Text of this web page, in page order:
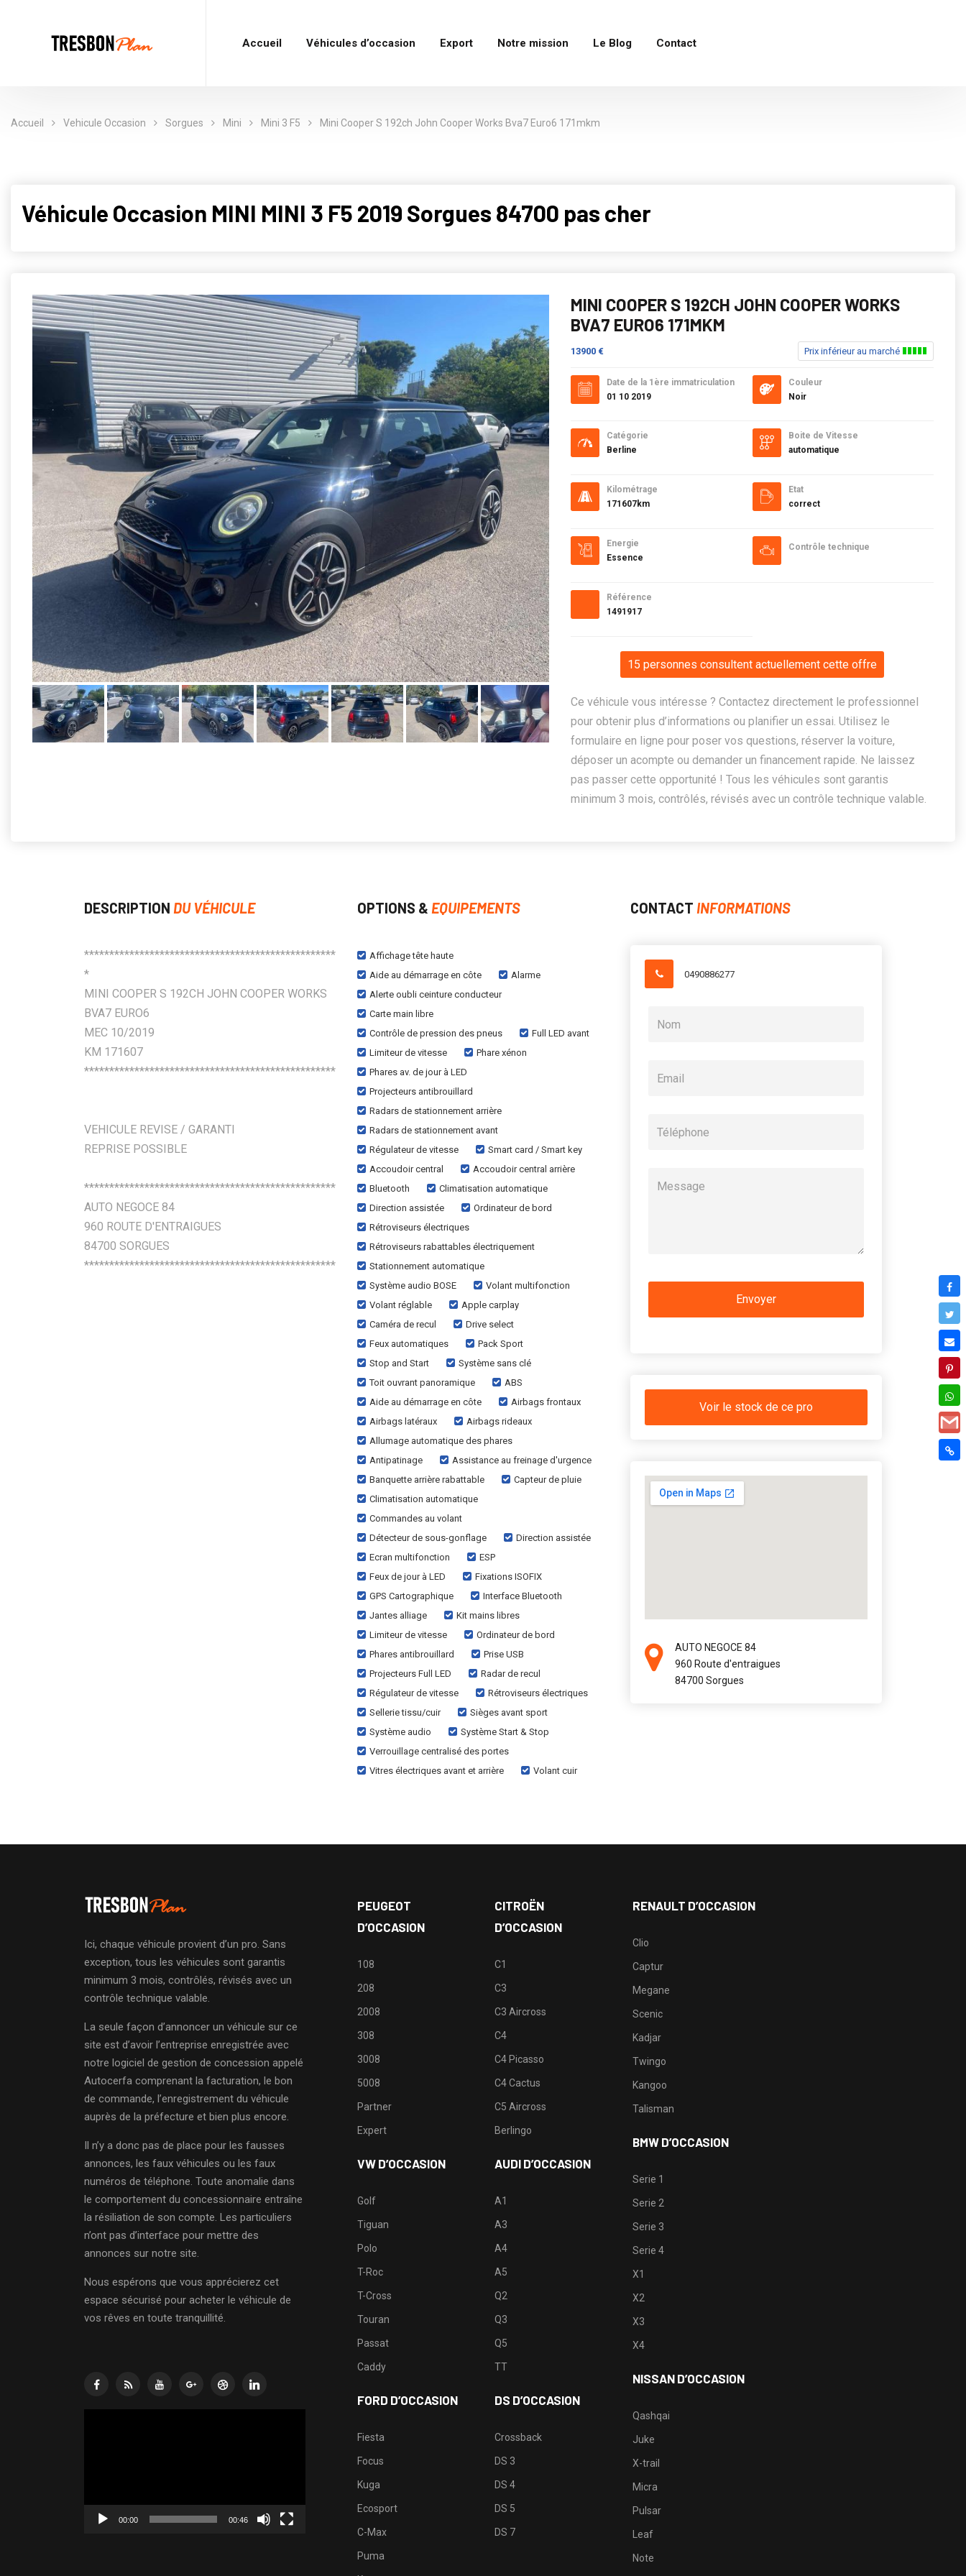
Accueil Véhicules d’occasion Export Notre mission Le Blog Contact
Accueil Vehicule Occasion Sorgues Mini Mini 3 F5 Mini Cooper S 192ch John Cooper Works Bva7 Euro6 171mkm
Véhicule Occasion MINI MINI 3 F5 2019 Sorgues 84700 pas cher
MINI COOPER S 192CH JOHN COOPER WORKS
BVA7 EURO6 171MKM
13900 € Prix inférieur au marché
Date de la 1ère immatriculation
01 10 2019
Catégorie
Berline
Kilométrage
171607km
Energie
Essence
Référence
1491917
Couleur
Noir
Boite de Vitesse
automatique
Etat
correct
Contrôle technique
15 personnes consultent actuellement cette offre
Ce véhicule vous intéresse ? Contactez directement le professionnel
pour obtenir plus d’informations ou planifier un essai. Utilisez le
formulaire en ligne pour poser vos questions, réserver la voiture,
déposer un acompte ou demander un financement rapide. Ne laissez
pas passer cette opportunité ! Tous les véhicules sont garantis
minimum 3 mois, contrôlés, révisés avec un contrôle technique valable.
DESCRIPTION DU VÉHICULE
**************************************************
*
MINI COOPER S 192CH JOHN COOPER WORKS
BVA7 EURO6
MEC 10/2019
KM 171607
**************************************************
VEHICULE REVISE / GARANTI
REPRISE POSSIBLE
**************************************************
AUTO NEGOCE 84
960 ROUTE D'ENTRAIGUES
84700 SORGUES
**************************************************
OPTIONS & EQUIPEMENTS
Affichage tête haute
Aide au démarrage en côte
Alarme
Alerte oubli ceinture conducteur
Carte main libre
Contrôle de pression des pneus
Full LED avant
Limiteur de vitesse
Phare xénon
Phares av. de jour à LED
Projecteurs antibrouillard
Radars de stationnement arrière
Radars de stationnement avant
Régulateur de vitesse
Smart card / Smart key
Accoudoir central
Accoudoir central arrière
Bluetooth
Climatisation automatique
Direction assistée
Ordinateur de bord
Rétroviseurs électriques
Rétroviseurs rabattables électriquement
Stationnement automatique
Système audio BOSE
Volant multifonction
Volant réglable
Apple carplay
Caméra de recul
Drive select
Feux automatiques
Pack Sport
Stop and Start
Système sans clé
Toit ouvrant panoramique
ABS
Aide au démarrage en côte
Airbags frontaux
Airbags latéraux
Airbags rideaux
Allumage automatique des phares
Antipatinage
Assistance au freinage d'urgence
Banquette arrière rabattable
Capteur de pluie
Climatisation automatique
Commandes au volant
Détecteur de sous-gonflage
Direction assistée
Ecran multifonction
ESP
Feux de jour à LED
Fixations ISOFIX
GPS Cartographique
Interface Bluetooth
Jantes alliage
Kit mains libres
Limiteur de vitesse
Ordinateur de bord
Phares antibrouillard
Prise USB
Projecteurs Full LED
Radar de recul
Régulateur de vitesse
Rétroviseurs électriques
Sellerie tissu/cuir
Sièges avant sport
Système audio
Système Start & Stop
Verrouillage centralisé des portes
Vitres électriques avant et arrière
Volant cuir
CONTACT INFORMATIONS
0490886277
Voir le stock de ce pro
AUTO NEGOCE 84
960 Route d'entraigues
84700 Sorgues
Ici, chaque véhicule provient d’un pro. Sans
exception, tous les véhicules sont garantis
minimum 3 mois, contrôlés, révisés avec un
contrôle technique valable.
La seule façon d’annoncer un véhicule sur ce
site est d’avoir l’entreprise enregistrée avec
notre logiciel de gestion de concession appelé
Autocerfa comprenant la facturation, le bon
de commande, l’enregistrement du véhicule
auprès de la préfecture et bien plus encore.
Il n’y a donc pas de place pour les fausses
annonces, les faux véhicules ou les faux
numéros de téléphone. Toute anomalie dans
le comportement du concessionnaire entraîne
la résiliation de son compte. Les particuliers
n’ont pas d’interface pour mettre des
annonces sur notre site.
Nous espérons que vous apprécierez cet
espace sécurisé pour acheter le véhicule de
vos rêves en toute tranquillité.
00:00 00:46
PEUGEOT
D’OCCASION
108
208
2008
308
3008
5008
Partner
Expert
VW D’OCCASION
Golf
Tiguan
Polo
T-Roc
T-Cross
Touran
Passat
Caddy
FORD D’OCCASION
Fiesta
Focus
Kuga
Ecosport
C-Max
Puma
CITROËN
D’OCCASION
C1
C3
C3 Aircross
C4
C4 Picasso
C4 Cactus
C5 Aircross
Berlingo
AUDI D’OCCASION
A1
A3
A4
A5
Q2
Q3
Q5
TT
DS D’OCCASION
Crossback
DS 3
DS 4
DS 5
DS 7
RENAULT D’OCCASION
Clio
Captur
Megane
Scenic
Kadjar
Twingo
Kangoo
Talisman
BMW D’OCCASION
Serie 1
Serie 2
Serie 3
Serie 4
X1
X2
X3
X4
NISSAN D’OCCASION
Qashqai
Juke
X-trail
Micra
Pulsar
Leaf
Note